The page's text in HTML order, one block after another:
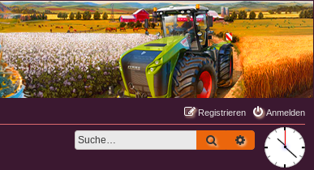
Anmelden
Registrieren
SucheErweiterte